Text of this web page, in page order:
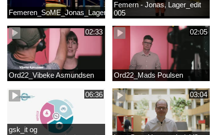
Femeren_SoME_Jonas_Lager
Femern - Jonas, Lager_edit
005
02:33
Ord22_Vibeke Asmundsen
02:05
Ord22_Mads Poulsen
06:36
gsk_it og
03:04